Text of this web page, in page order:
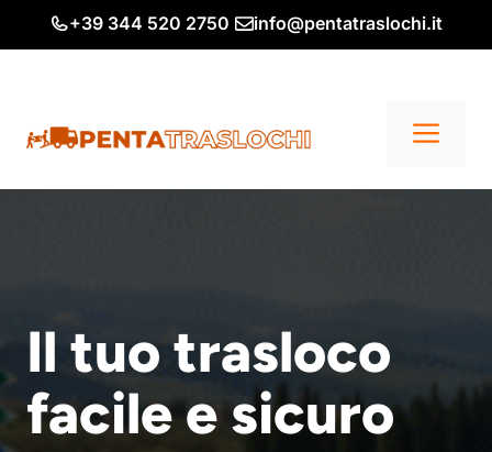
+39 344 520 2750 info@pentatraslochi.it
Il tuo trasloco
facile e sicuro